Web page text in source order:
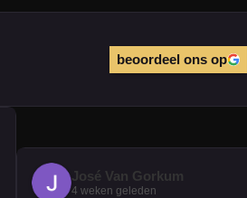
beoordeel ons op
José Van Gorkum
4 weken geleden